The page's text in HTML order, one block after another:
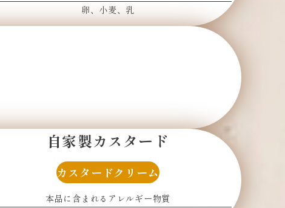
卵
小麦 乳
自家製カスタード
カスタードクリーム
本品に含まれるアレルギー物質